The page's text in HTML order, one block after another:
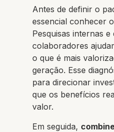
Antes de definir o
essencial conhecer
Pesquisas internas
colaboradores
o que é mais
geração. Esse
para direcionar
que os benefícios
valor.
Em seguida,